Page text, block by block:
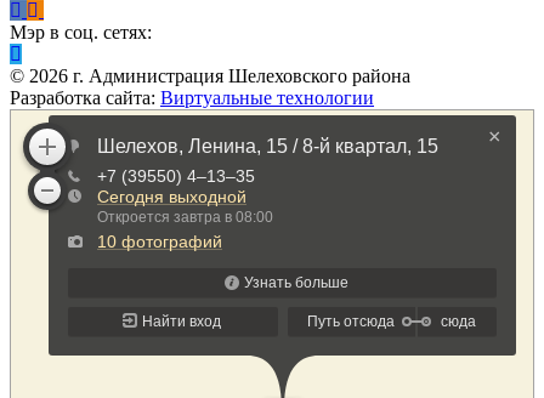
Мэр в соц. сетях:
© 2026 г. Администрация Шелеховского района
Разработка сайта: Виртуальные технологии